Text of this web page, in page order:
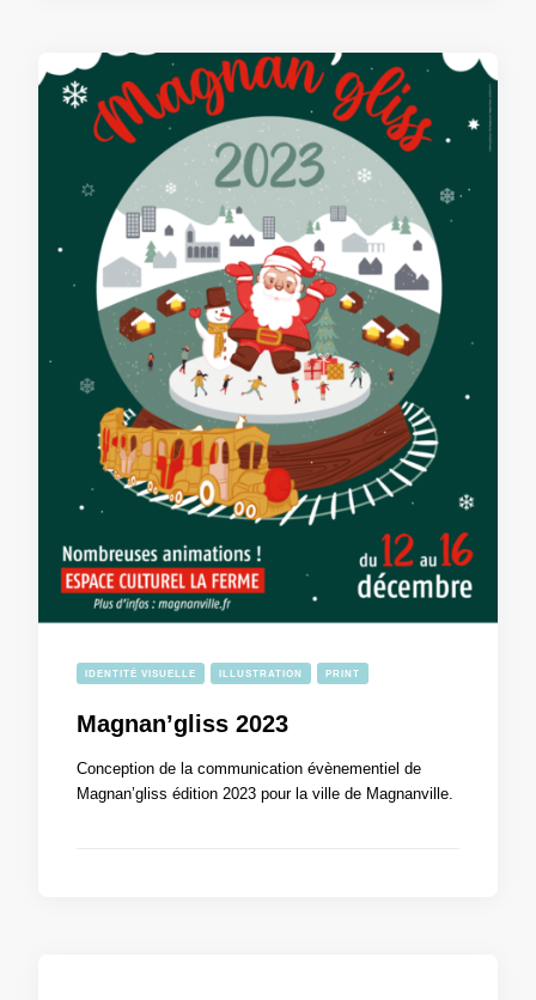
IDENTITÉ VISUELLE ILLUSTRATION PRINT
Magnan’gliss 2023
Conception de la communication évènementiel de
Magnan’gliss édition 2023 pour la ville de Magnanville.